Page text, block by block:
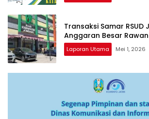
Transaksi Samar RSUD
Anggaran Besar
Laporan Utama Mei 1, 2026